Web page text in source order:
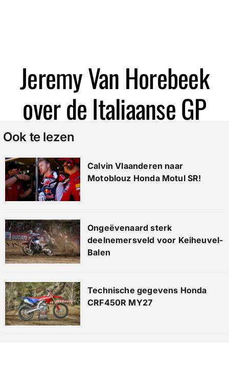
Jeremy Van Horebeek
over de Italiaanse GP
Ook te lezen
Calvin Vlaanderen naar
Motoblouz Honda Motul SR!
Ongeëvenaard sterk
deelnemersveld voor Keiheuvel-
Balen
Technische gegevens Honda
CRF450R MY27